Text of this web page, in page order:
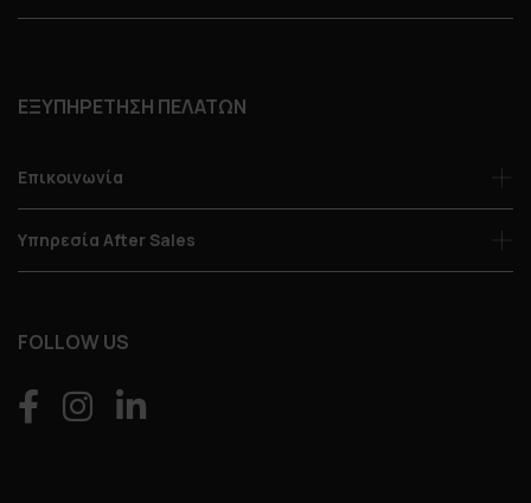
ΕΞΥΠΗΡΕΤΗΣΗ ΠΕΛΑΤΩΝ
Επικοινωνία
Υπηρεσία After Sales
FOLLOW US